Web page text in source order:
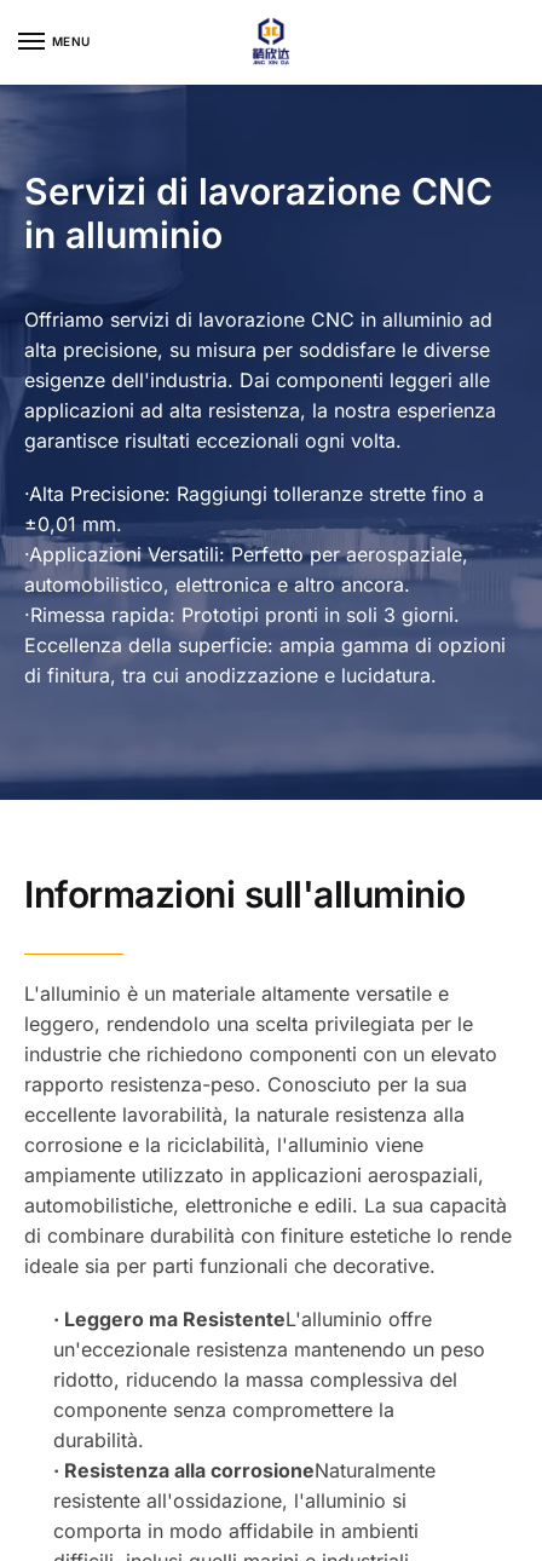
MENU
Servizi di lavorazione CNC
in alluminio
Offriamo servizi di lavorazione CNC in alluminio ad
alta precisione, su misura per soddisfare le diverse
esigenze dell'industria. Dai componenti leggeri alle
applicazioni ad alta resistenza, la nostra esperienza
garantisce risultati eccezionali ogni volta.
·Alta Precisione: Raggiungi tolleranze strette fino a
±0,01 mm.
·Applicazioni Versatili: Perfetto per aerospaziale,
automobilistico, elettronica e altro ancora.
·Rimessa rapida: Prototipi pronti in soli 3 giorni.
Eccellenza della superficie: ampia gamma di opzioni
di finitura, tra cui anodizzazione e lucidatura.
Informazioni sull'alluminio
L'alluminio è un materiale altamente versatile e
leggero, rendendolo una scelta privilegiata per le
industrie che richiedono componenti con un elevato
rapporto resistenza-peso. Conosciuto per la sua
eccellente lavorabilità, la naturale resistenza alla
corrosione e la riciclabilità, l'alluminio viene
ampiamente utilizzato in applicazioni aerospaziali,
automobilistiche, elettroniche e edili. La sua capacità
di combinare durabilità con finiture estetiche lo rende
ideale sia per parti funzionali che decorative.
· Leggero ma ResistenteL'alluminio offre
un'eccezionale resistenza mantenendo un peso
ridotto, riducendo la massa complessiva del
componente senza compromettere la
durabilità.
· Resistenza alla corrosioneNaturalmente
resistente all'ossidazione, l'alluminio si
comporta in modo affidabile in ambienti